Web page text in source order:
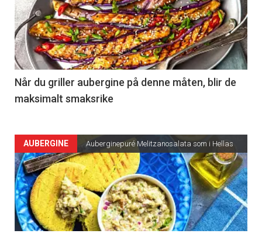
Når du griller aubergine på denne måten, blir de
maksimalt smaksrike
AUBERGINE Auberginepuré Melitzanosalata som i Hellas